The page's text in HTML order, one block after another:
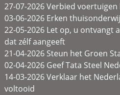
27-07-2026 Verbied
03-06-2026 Erken
22-05-2026 Let op, u ontvangt
dat zélf aangeeft
21-04-2026 Steun het Groen
02-04-2026 Geef Tata Steel
14-03-2026 Verklaar het
voltooid